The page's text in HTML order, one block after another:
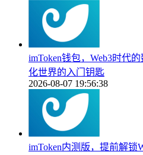
imToken钱包，Web3时代
化世界的入门钥匙
2026-08-07 19:56:38
imToken内测版，提前解锁